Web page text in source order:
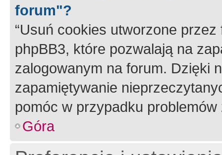
forum"?
“Usuń cookies utworzone
phpBB3, które pozwalają na
zalogowanym na forum. Dzięki
zapamiętywanie
pomóc w przypadku
Góra